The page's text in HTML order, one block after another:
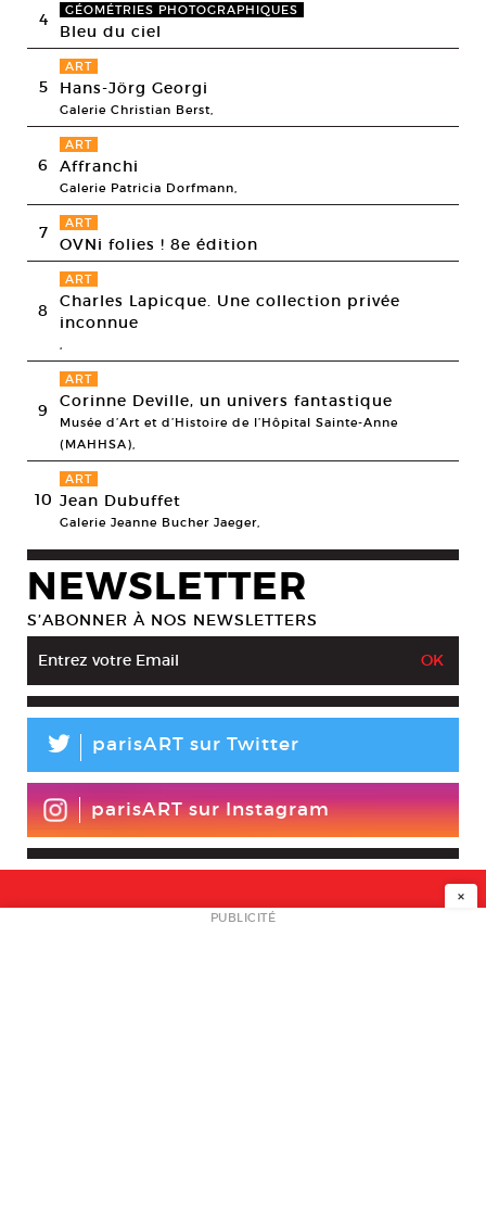
4 GÉOMÉTRIES PHOTOGRAPHIQUES
Bleu du ciel
5
ART
Hans-Jörg Georgi
Galerie Christian Berst,
6
ART
Affranchi
Galerie Patricia Dorfmann,
7 ART
OVNi folies ! 8e édition
8
ART
Charles Lapicque. Une collection privée
inconnue
,
9
ART
Corinne Deville, un univers fantastique
Musée d’Art et d’Histoire de l’Hôpital Sainte-Anne
(MAHHSA),
10
ART
Jean Dubuffet
Galerie Jeanne Bucher Jaeger,
NEWSLETTER
S’ABONNER À NOS NEWSLETTERS
L parisART sur Twitter
parisART sur Instagram
NEWSLETTER
×
PUBLICITÉ